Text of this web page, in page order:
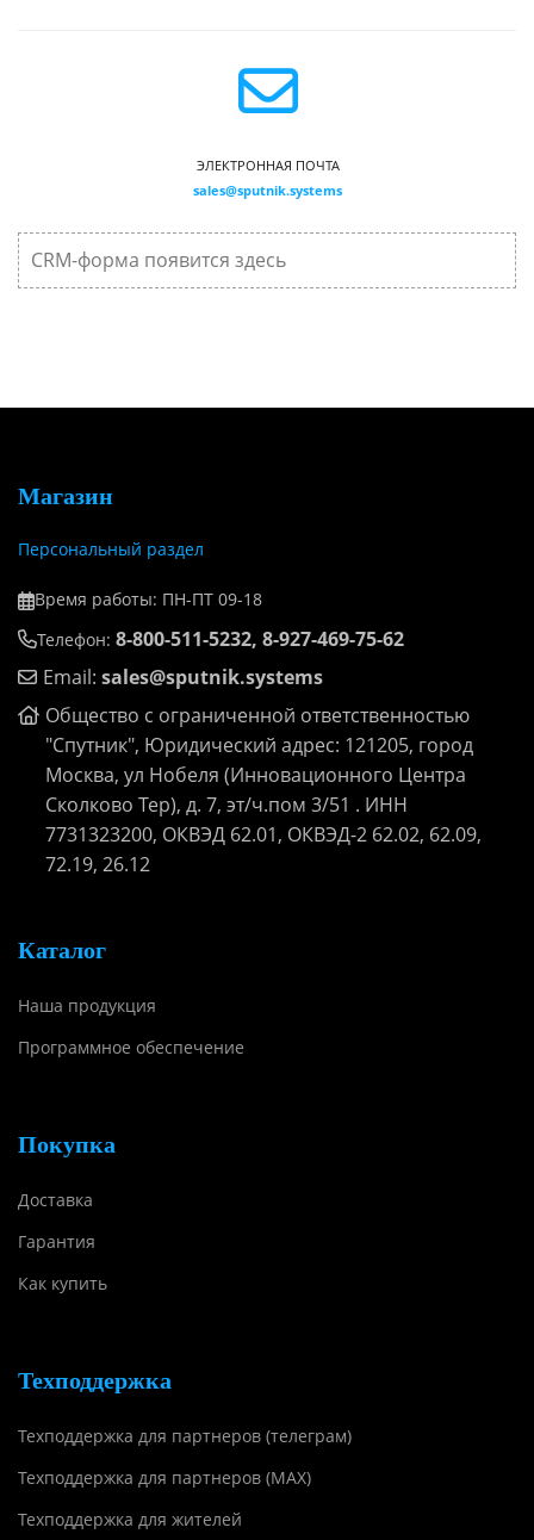
CRM-форма появится здесь
ЭЛЕКТРОННАЯ ПОЧТА
sales@sputnik.systems
Магазин
Персональный раздел
Время работы: ПН-ПТ 09-18
Телефон: 8-800-511-5232, 8-927-469-75-62
Email: sales@sputnik.systems
Общество с ограниченной ответственностью
"Спутник", Юридический адрес: 121205, город
Москва, ул Нобеля (Инновационного Центра
Сколково Тер), д. 7, эт/ч.пом 3/51 . ИНН
7731323200, ОКВЭД 62.01, ОКВЭД-2 62.02, 62.09,
72.19, 26.12
Каталог
Наша продукция
Программное обеспечение
Покупка
Доставка
Гарантия
Как купить
Техподдержка
Техподдержка для партнеров (телеграм)
Техподдержка для партнеров (MAX)
Техподдержка для жителей